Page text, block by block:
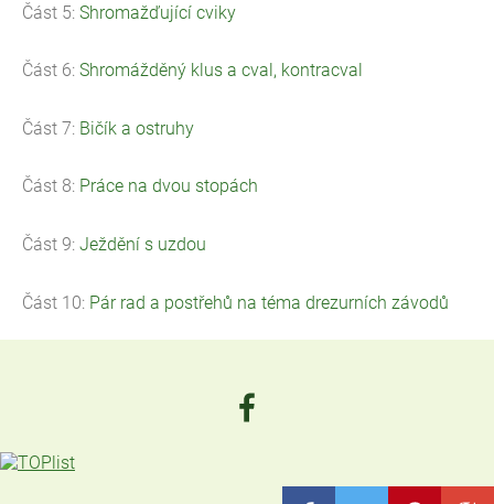
Část 5: Shromažďující cviky
Část 6: Shromážděný klus a cval, kontracval
Část 7: Bičík a ostruhy
Část 8: Práce na dvou stopách
Část 9: Ježdění s uzdou
Část 10: Pár rad a postřehů na téma drezurních závodů